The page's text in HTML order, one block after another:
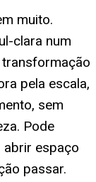
muito.
clara num
pela escala,
sem
Pode
abrir espaço
passar.